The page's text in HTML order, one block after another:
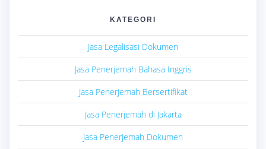
KATEGORI
Jasa Legalisasi Dokumen
Jasa Penerjemah Bahasa Inggris
Jasa Penerjemah Bersertifikat
Jasa Penerjemah di Jakarta
Jasa Penerjemah Dokumen